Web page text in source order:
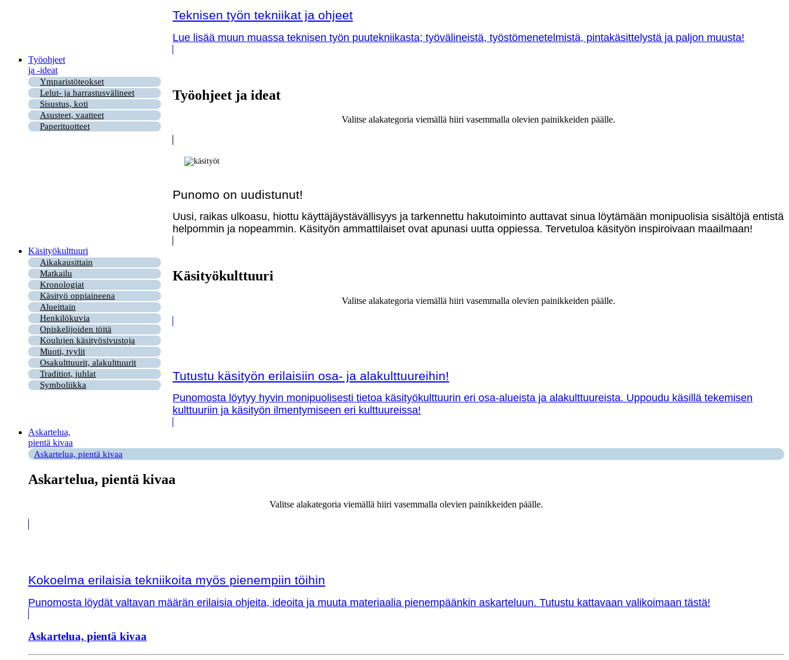
Teknisen työn tekniikat ja ohjeet
Lue lisää muun muassa teknisen työn puutekniikasta; työvälineistä, työstömenetelmistä, pintakäsittelystä ja paljon muusta!
Työohjeet
ja -ideat
Ymparistöteokset
Lelut- ja harrastusvälineet
Sisustus, koti
Asusteet, vaatteet
Paperituotteet
Työohjeet ja ideat
Valitse alakategoria viemällä hiiri vasemmalla olevien painikkeiden päälle.
Punomo on uudistunut!
Uusi, raikas ulkoasu, hiottu käyttäjäystävällisyys ja tarkennettu hakutoiminto auttavat sinua löytämään monipuolisia sisältöjä entistä
helpommin ja nopeammin. Käsityön ammattilaiset ovat apunasi uutta oppiessa. Tervetuloa käsityön inspiroivaan maailmaan!
Käsityökulttuuri
Aikakausittain
Matkailu
Kronologiat
Käsityö oppiaineena
Alueittain
Henkilökuvia
Opiskelijoiden töitä
Koulujen käsityösivustoja
Muoti, tyylit
Osakulttuurit, alakulttuurit
Traditiot, juhlat
Symboliikka
Käsityökulttuuri
Valitse alakategoria viemällä hiiri vasemmalla olevien painikkeiden päälle.
Tutustu käsityön erilaisiin osa- ja alakulttuureihin!
Punomosta löytyy hyvin monipuolisesti tietoa käsityökulttuurin eri osa-alueista ja alakulttuureista. Uppoudu käsillä tekemisen
kulttuuriin ja käsityön ilmentymiseen eri kulttuureissa!
Askartelua,
pientä kivaa
Askartelua, pientä kivaa
Askartelua, pientä kivaa
Valitse alakategoria viemällä hiiri vasemmalla olevien painikkeiden päälle.
Kokoelma erilaisia tekniikoita myös pienempiin töihin
Punomosta löydät valtavan määrän erilaisia ohjeita, ideoita ja muuta materiaalia pienempäänkin askarteluun. Tutustu kattavaan valikoimaan tästä!
Askartelua, pientä kivaa